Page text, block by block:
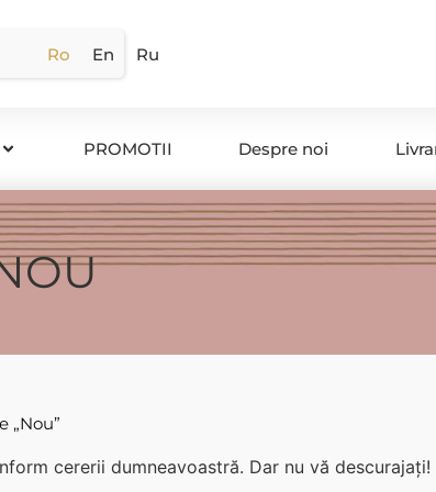
Ro En Ru
PROMOTII Despre noi
„Nou”
cererii dumneavoastră. Dar nu vă